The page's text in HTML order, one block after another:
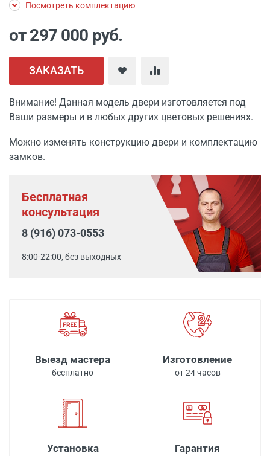
Посмотреть комплектацию
от 297 000 руб.
ЗАКАЗАТЬ
Внимание! Данная модель двери изготовляется под
Ваши размеры и в любых других цветовых решениях.
Можно изменять конструкцию двери и комплектацию
замков.
Бесплатная
консультация
8 (916) 073-0553
8:00-22:00, без выходных
Выезд мастера
бесплатно
Изготовление
от 24 часов
Установка Гарантия